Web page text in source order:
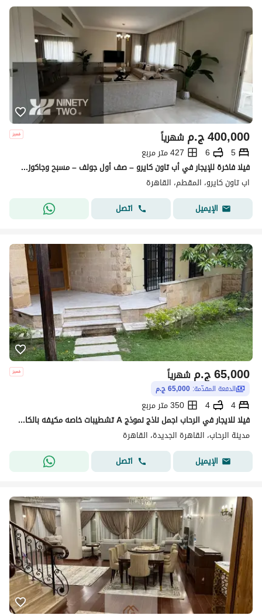
ج.م400,000 شهرياً
5
6
427 متر مربع
فيلا فاخرة للإيجار في أب تاون كايرو – صف أول جولف – مسبح وجاكوزي – مفروشة بالكامل
اب تاون كايرو، المقطم، القاهرة
الإيميل
اتصل
ج.م65,000 شهرياً
الدفعة المقدّمة: 65,000 ج.م
4
4
350 متر مربع
فيلا للايجار في الرحاب اجمل ناذج نموذج A تشطيبات خاصه مكيفه بالكامل والمطبخ
مدينة الرحاب، القاهرة الجديدة، القاهرة
الإيميل
اتصل